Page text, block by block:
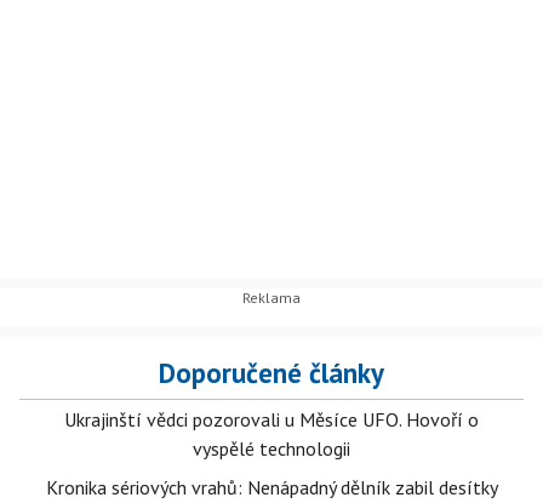
Doporučené články
Ukrajinští vědci pozorovali u Měsíce UFO. Hovoří o
vyspělé technologii
Kronika sériových vrahů: Nenápadný dělník zabil desítky